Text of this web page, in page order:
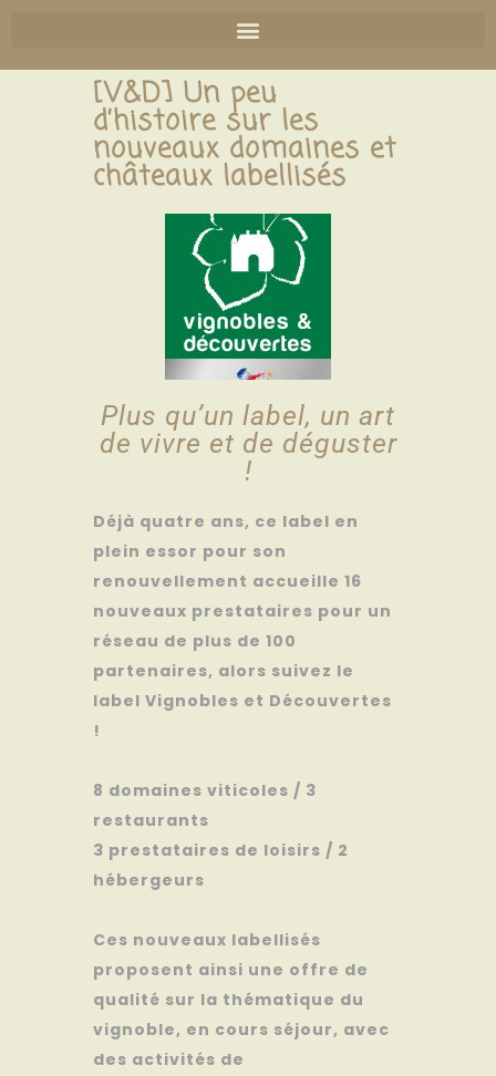
[V&D] Un peu
d’histoire sur les
nouveaux domaines et
châteaux labellisés
Plus qu’un label, un art
de vivre et de déguster
!
Déjà quatre ans, ce label en
plein essor pour son
renouvellement accueille 16
nouveaux prestataires pour un
réseau de plus de 100
partenaires, alors suivez le
label Vignobles et Découvertes
!
8 domaines viticoles / 3
restaurants
3 prestataires de loisirs / 2
hébergeurs
Ces nouveaux labellisés
proposent ainsi une offre de
qualité sur la thématique du
vignoble, en cours séjour, avec
des activités de